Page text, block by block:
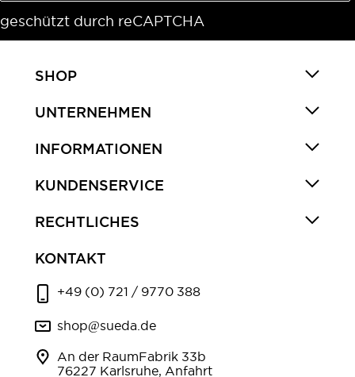
geschützt durch reCAPTCHA
SHOP
UNTERNEHMEN
INFORMATIONEN
KUNDENSERVICE
RECHTLICHES
KONTAKT
+49 (0) 721 / 9770 388
shop@sueda.de
An der RaumFabrik 33b
76227 Karlsruhe, Anfahrt